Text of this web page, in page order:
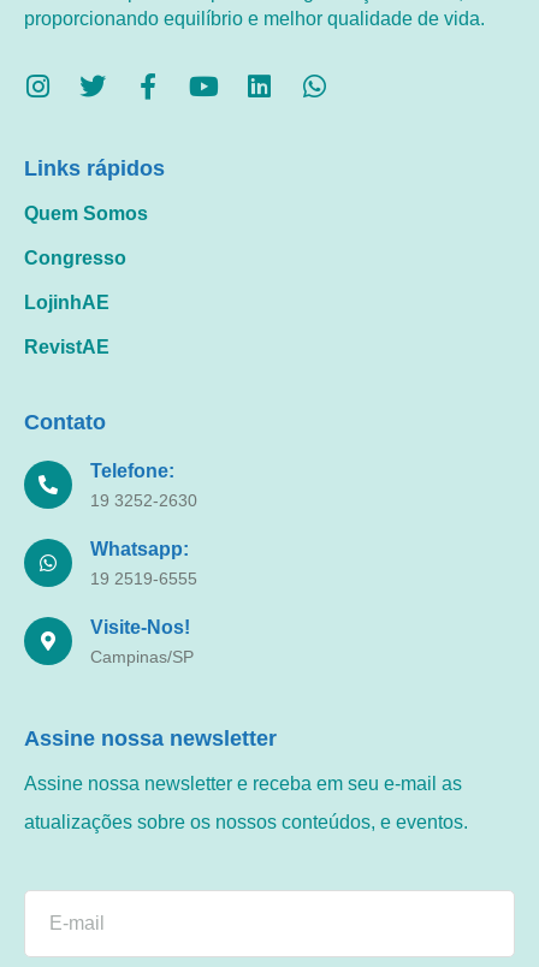
proporcionando equilíbrio e melhor qualidade de vida.
Links rápidos
Quem Somos
Congresso
LojinhAE
RevistAE
Contato
Telefone:
19 3252-2630
Whatsapp:
19 2519-6555
Visite-Nos!
Campinas/SP
Assine nossa newsletter
Assine nossa newsletter e receba em seu e-mail as
atualizações sobre os nossos conteúdos, e eventos.